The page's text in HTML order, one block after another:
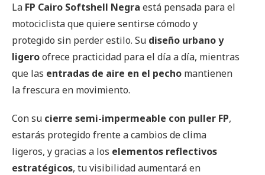
La FP Cairo Softshell Negra está pensada para el
motociclista que quiere sentirse cómodo y
protegido sin perder estilo. Su diseño urbano y
ligeroofrece practicidad para el día a día, mientras
que las entradas de aire en el pecho mantienen
la frescura en movimiento.
Con su cierre semi-impermeable con puller FP,
estarás protegido frente a cambios de clima
ligeros, y gracias a los elementos reflectivos
estratégicos, tu visibilidad aumentará en